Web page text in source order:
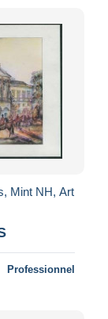
Mint NH, Art
Professionnel